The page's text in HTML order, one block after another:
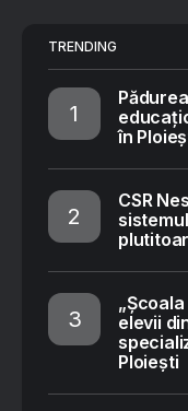
TRENDING
în
CSR
elevii
Ploiești